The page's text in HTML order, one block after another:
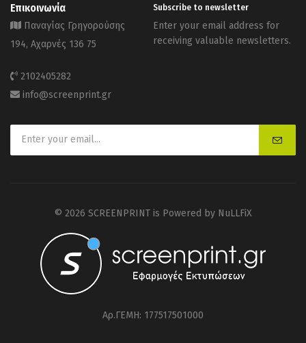
Επικοινωνία
Παναγίας Γρηγορούσης
194, Αχαρνές 136 75
2102405282
info@screenprint.gr
Subscribe to newsletter
Enter your email address for
receiving valuable newsletters.
© 2026 SCREENPRINT is Powered by NuLLFiX
Αρ.ΓΕΜΗ: 177517501000